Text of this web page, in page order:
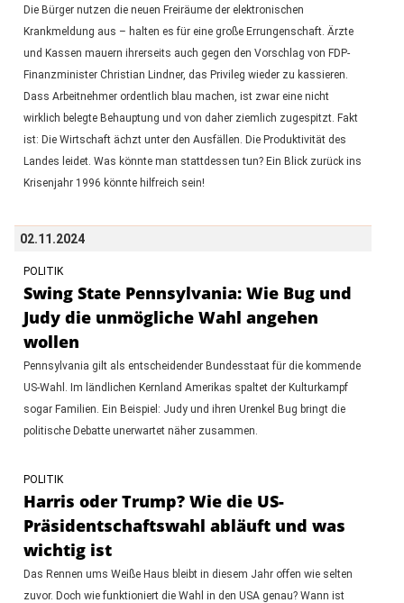
Die Bürger nutzen die neuen Freiräume der elektronischen
Krankmeldung aus – halten es für eine große Errungenschaft. Ärzte
und Kassen mauern ihrerseits auch gegen den Vorschlag von FDP-
Finanzminister Christian Lindner, das Privileg wieder zu kassieren.
Dass Arbeitnehmer ordentlich blau machen, ist zwar eine nicht
wirklich belegte Behauptung und von daher ziemlich zugespitzt. Fakt
ist: Die Wirtschaft ächzt unter den Ausfällen. Die Produktivität des
Landes leidet. Was könnte man stattdessen tun? Ein Blick zurück ins
Krisenjahr 1996 könnte hilfreich sein!
02.11.2024
POLITIK
Swing State Pennsylvania: Wie Bug und
Judy die unmögliche Wahl angehen
wollen
Pennsylvania gilt als entscheidender Bundesstaat für die kommende
US-Wahl. Im ländlichen Kernland Amerikas spaltet der Kulturkampf
sogar Familien. Ein Beispiel: Judy und ihren Urenkel Bug bringt die
politische Debatte unerwartet näher zusammen.
POLITIK
Harris oder Trump? Wie die US-
Präsidentschaftswahl abläuft und was
wichtig ist
Das Rennen ums Weiße Haus bleibt in diesem Jahr offen wie selten
zuvor. Doch wie funktioniert die Wahl in den USA genau? Wann ist